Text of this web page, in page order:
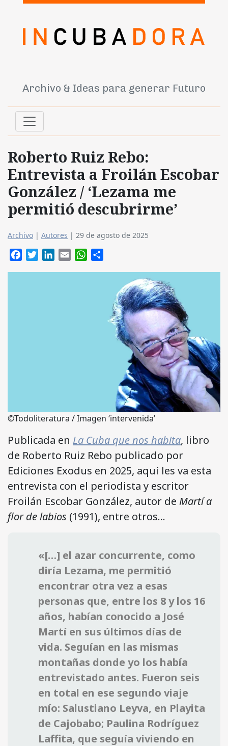
Archivo & Ideas para generar Futuro
Roberto Ruiz Rebo:
Entrevista a Froilán Escobar
González / ‘Lezama me
permitió descubrirme’
Archivo | Autores | 29 de agosto de 2025
FacebookTwitterLinkedIn
Email WhatsApp
©Todoliteratura / Imagen ‘intervenida’
Publicada en La Cuba que nos habita, libro
de Roberto Ruiz Rebo publicado por
Ediciones Exodus en 2025, aquí les va esta
entrevista con el periodista y escritor
Froilán Escobar González, autor de Martí a
flor de labios (1991), entre otros…
«[…] el azar concurrente, como
diría Lezama, me permitió
encontrar otra vez a esas
personas que, entre los 8 y los 16
años, habían conocido a José
Martí en sus últimos días de
vida. Seguían en las mismas
montañas donde yo los había
entrevistado antes. Fueron seis
en total en ese segundo viaje
mío: Salustiano Leyva, en Playita
de Cajobabo; Paulina Rodríguez
Laffita, que seguía viviendo en